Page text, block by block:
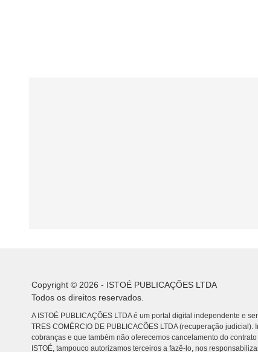
Copyright © 2026 - ISTOÉ PUBLICAÇÕES LTDA
Todos os direitos reservados.
A ISTOÉ PUBLICAÇÕES LTDA é um portal digital independente e
TRES COMÉRCIO DE PUBLICACÕES LTDA (recuperação
cobranças e que também não oferecemos cancelamento do
ISTOÉ, tampouco autorizamos terceiros a fazê-lo, nos